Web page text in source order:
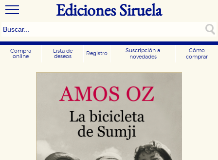
Ediciones Siruela
Compra
online
Lista de
deseos
Registro
Suscripción a
novedades
Cómo
comprar